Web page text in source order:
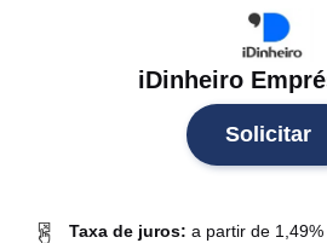
iDinheiro
Solicitar
Taxa de juros: a partir de 1,49%